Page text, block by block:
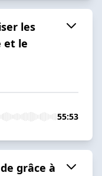
les
et le
55:53
grâce à